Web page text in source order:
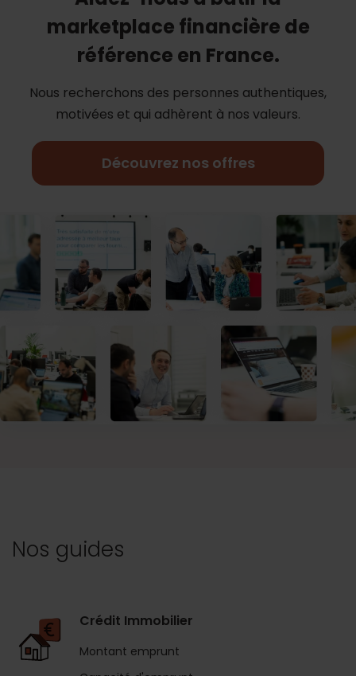
marketplace financière de
référence en France.
Nous recherchons des personnes authentiques,
motivées et qui adhèrent à nos valeurs.
Découvrez nos offres
Nos guides
Crédit Immobilier
Montant emprunt